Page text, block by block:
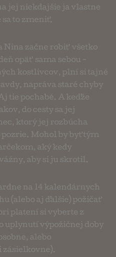
jej niekdajšie ja vlastne
sa to zmeniť.
Nina začne robiť všetko
opäť sama sebou -
kostlivcov, plní si tajné
napráva staré chyby
tie pochabé. A keďže
do cesty sa jej
ktorý jej rozbúcha
pozrie. Mohol by byť tým
aký kedy
aby si ju skrotil.
na 14 kalendárnych
(alebo aj ďalšie) požičať
platení si vyberte z
uplynutí výpožičnej doby
alebo
zásielkovne).